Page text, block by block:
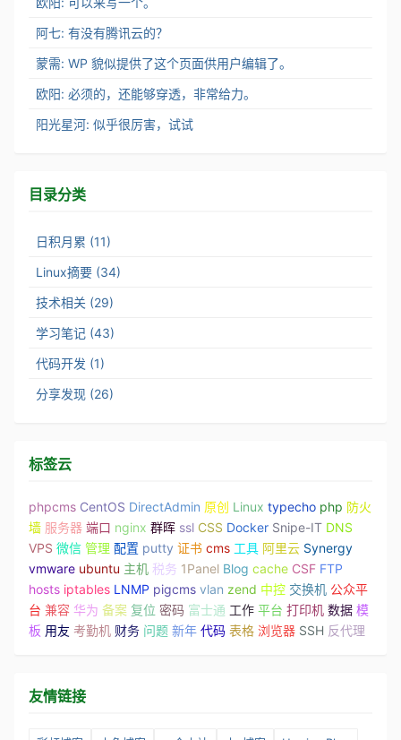
阿七: 有没有腾讯云的？
蒙需: WP 貌似提供了这个页面供用户编辑了。
欧阳: 必须的，还能够穿透，非常给力。
阳光星河: 似乎很厉害，试试
目录分类
日积月累 (11)
Linux摘要 (34)
技术相关 (29)
学习笔记 (43)
代码开发 (1)
分享发现 (26)
标签云
phpcms CentOS DirectAdmin 原创 Linux typecho php 防火
墙 服务器 端口 nginx 群晖 ssl CSS Docker Snipe-IT DNS
VPS 微信 管理 配置 putty 证书 cms 工具 阿里云 Synergy
vmware ubuntu 主机 税务 1Panel Blog cache CSF FTP
hosts iptables LNMP pigcms vlan zend 中控 交换机 公众平
台 兼容 华为 备案 复位 密码 富士通 工作 平台 打印机 数据 模
板 用友 考勤机 财务 问题 新年 代码 表格 浏览器 SSH 反代理
友情链接